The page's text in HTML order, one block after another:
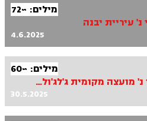
מילים: ~72
4.6.2025
מילים: ~60
9. ת"א 33600-06-17 פלוני נ' מועצה מקומית ג'לג'וליה ואח'
30.5.2025